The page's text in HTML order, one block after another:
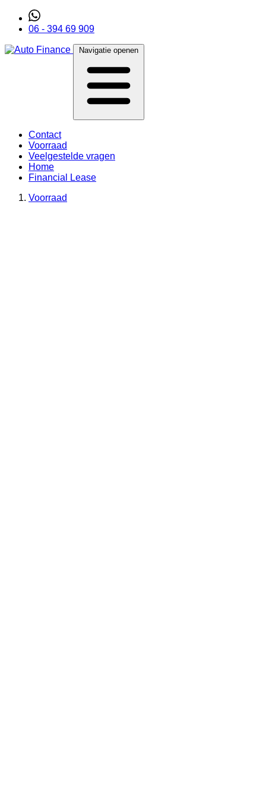
06 - 394 69 909
Navigatie openen
Contact
Voorraad
Veelgestelde vragen
Home
Financial Lease
Voorraad